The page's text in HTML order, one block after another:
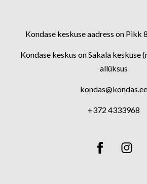
Kondase keskuse aadress on Pikk
Kondase keskus on Sakala keskuse
allüksus
kondas@kondas.ee
+372 4333968